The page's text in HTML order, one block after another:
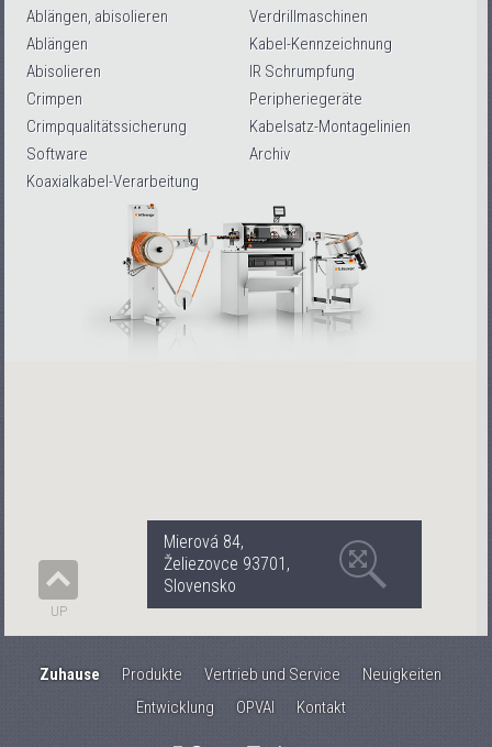
Ablängen, abisolieren
Ablängen
Abisolieren
Crimpen
Crimpqualitätssicherung
Software
Koaxialkabel-Verarbeitung
Verdrillmaschinen
Kabel-Kennzeichnung
IR Schrumpfung
Peripheriegeräte
Kabelsatz-Montagelinien
Archiv
Mierová 84,
Želiezovce 93701,
Slovensko
UP
Zuhause Produkte Vertrieb und Service
Neuigkeiten
Entwicklung
OPVAI Kontakt